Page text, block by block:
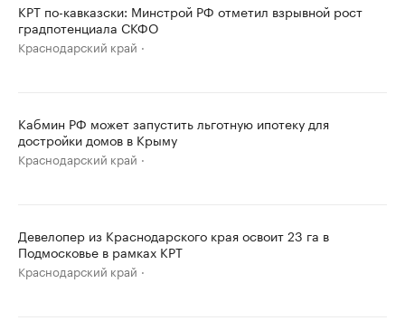
КРТ по-кавказски: Минстрой РФ отметил взрывной рост
градпотенциала СКФО
Краснодарский край
Кабмин РФ может запустить льготную ипотеку для
достройки домов в Крыму
Краснодарский край
Девелопер из Краснодарского края освоит 23 га в
Подмосковье в рамках КРТ
Краснодарский край